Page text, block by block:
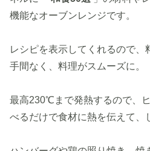
機能なオーブンレンジです。
レシピを表示してくれるので、
手間なく、料理がスムーズに。
最高230℃まで発熱するので、
べるだけで食材に熱を伝えて、